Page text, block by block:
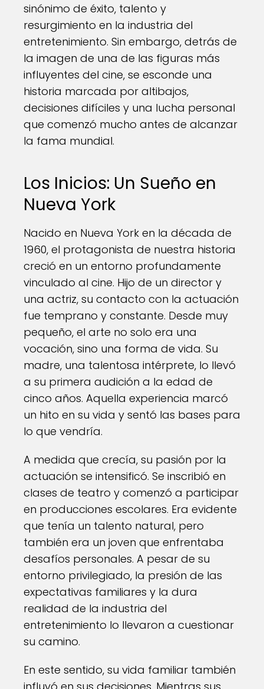
sinónimo de éxito, talento y
resurgimiento en la industria del
entretenimiento. Sin embargo, detrás de
la imagen de una de las figuras más
influyentes del cine, se esconde una
historia marcada por altibajos,
decisiones difíciles y una lucha personal
que comenzó mucho antes de alcanzar
la fama mundial.
Los Inicios: Un Sueño en
Nueva York
Nacido en Nueva York en la década de
1960, el protagonista de nuestra historia
creció en un entorno profundamente
vinculado al cine. Hijo de un director y
una actriz, su contacto con la actuación
fue temprano y constante. Desde muy
pequeño, el arte no solo era una
vocación, sino una forma de vida. Su
madre, una talentosa intérprete, lo llevó
a su primera audición a la edad de
cinco años. Aquella experiencia marcó
un hito en su vida y sentó las bases para
lo que vendría.
A medida que crecía, su pasión por la
actuación se intensificó. Se inscribió en
clases de teatro y comenzó a participar
en producciones escolares. Era evidente
que tenía un talento natural, pero
también era un joven que enfrentaba
desafíos personales. A pesar de su
entorno privilegiado, la presión de las
expectativas familiares y la dura
realidad de la industria del
entretenimiento lo llevaron a cuestionar
su camino.
En este sentido, su vida familiar también